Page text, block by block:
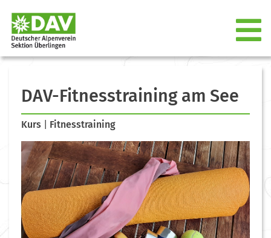
DAV-Fitnesstraining am See
Kurs Fitnesstraining